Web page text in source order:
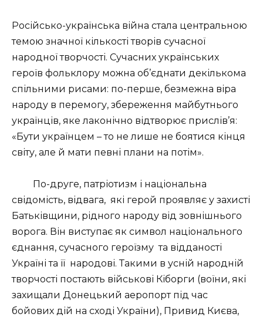
Російсько-українська війна стала центральною
темою значної кількості творів сучасної
народної творчості. Сучасних українських
героїв фольклору можна об’єднати декількома
спільними рисами: по-перше, безмежна віра
народу в перемогу, збереження майбутнього
українців, яке лаконічно відтворює прислів’я:
«Бути українцем – то не лише не боятися кінця
світу, але й мати певні плани на потім».
По-друге, патріотизм і національна
свідомість, відвага, які герой проявляє у захисті
Батьківщини, рідного народу від зовнішнього
ворога. Він виступає як символ національного
єднання, сучасного героїзму та відданості
Україні та її народові. Такими в усній народній
творчості постають військові Кіборги (воїни, які
захищали Донецький аеропорт під час
бойових дій на сході України), Привид Києва,